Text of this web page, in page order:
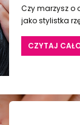
Czy marzysz o
jako stylistka
mogą
usług, ale także
temat.
CZYTAJ